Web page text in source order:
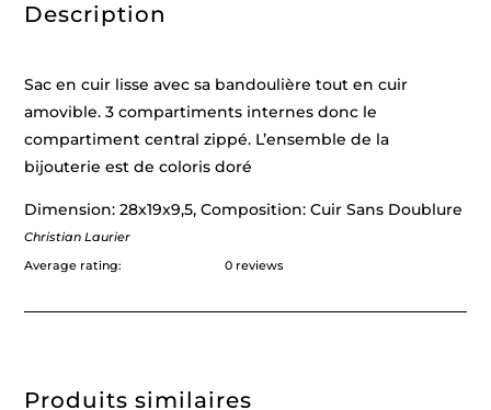
Description
Sac en cuir lisse avec sa bandoulière tout en cuir
amovible. 3 compartiments internes donc le
compartiment central zippé. L’ensemble de la
bijouterie est de coloris doré
Dimension: 28x19x9,5, Composition: Cuir Sans Doublure
Christian Laurier
Average rating:
0 reviews
Produits similaires